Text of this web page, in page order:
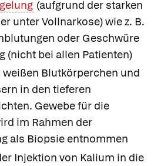
(aufgrund der starken
unter Vollnarkose) wie z. B.
oder Geschwüre
(nicht bei allen Patienten)
weißen Blutkörperchen und
in den tieferen
Gewebe für die
im Rahmen der
als Biopsie entnommen
Injektion von Kalium in die